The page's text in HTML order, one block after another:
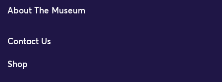
About The Museum
Contact Us
Shop